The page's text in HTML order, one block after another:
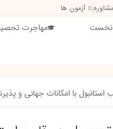
آزمون ها
مهاجرت
با امکانات جهانی و